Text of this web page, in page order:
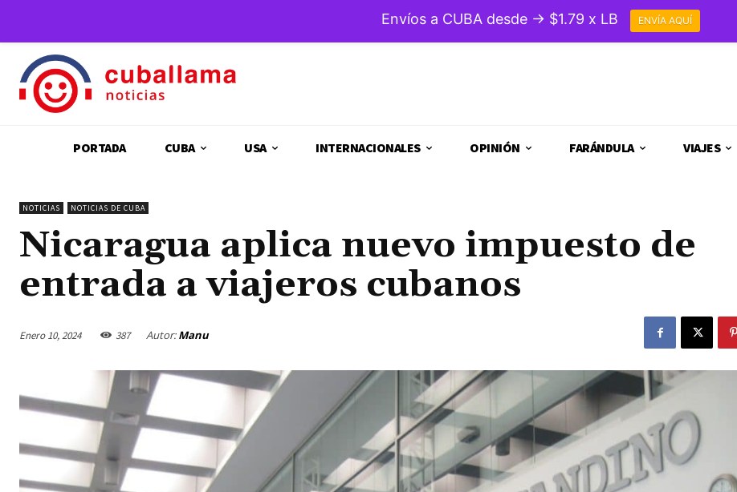
PORTADA CUBA USA INTERNACIONALES OPINIÓN FARÁNDULA VIAJES
NOTICIAS NOTICIAS DE CUBA
Nicaragua aplica nuevo impuesto de
entrada a viajeros cubanos
Enero 10, 2024 387 Autor: Manu
Envíos a CUBA desde → $1.79 x LB ENVÍA AQUÍ